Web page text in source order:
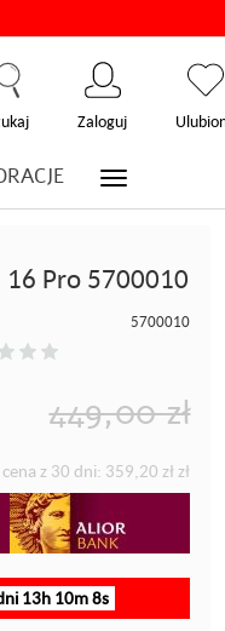
Zaloguj
16 Pro 5700010
5700010
449,00 zł
z 30 dni: 359,20 zł zł
13h 10m 7s